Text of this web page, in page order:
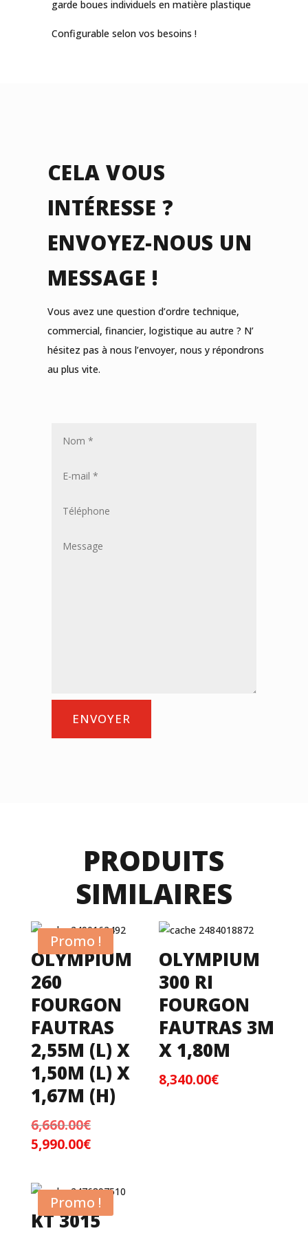
garde boues individuels en matière plastique
Configurable selon vos besoins !
CELA VOUS
INTÉRESSE ?
ENVOYEZ-NOUS UN
MESSAGE !
Vous avez une question d’ordre technique,
commercial, financier, logistique au autre ? N’
hésitez pas à nous l’envoyer, nous y répondrons
au plus vite.
ENVOYER
PRODUITS
SIMILAIRES
Promo !
OLYMPIUM
260
FOURGON
FAUTRAS
2,55M (L) X
1,50M (L) X
1,67M (H)
6,660.00€Le
prix
6,660.00€.
5,990.00€Le
est :
5,990.00€.
OLYMPIUM
300 RI
FOURGON
FAUTRAS 3M
X 1,80M
8,340.00€
Promo !
KT 3015